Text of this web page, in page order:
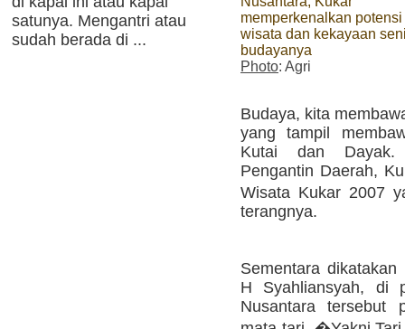
satunya. Mengantri atau
sudah berada di ...
memperkenalkan potensi
wisata dan kekayaan
budayanya
Photo: Agri
Budaya, kita
yang tampil
Kutai dan Dayak.
Pengantin Daerah,
Wisata Kukar 2007
terangnya.
Sementara
H Syahliansyah, di
Nusantara tersebut